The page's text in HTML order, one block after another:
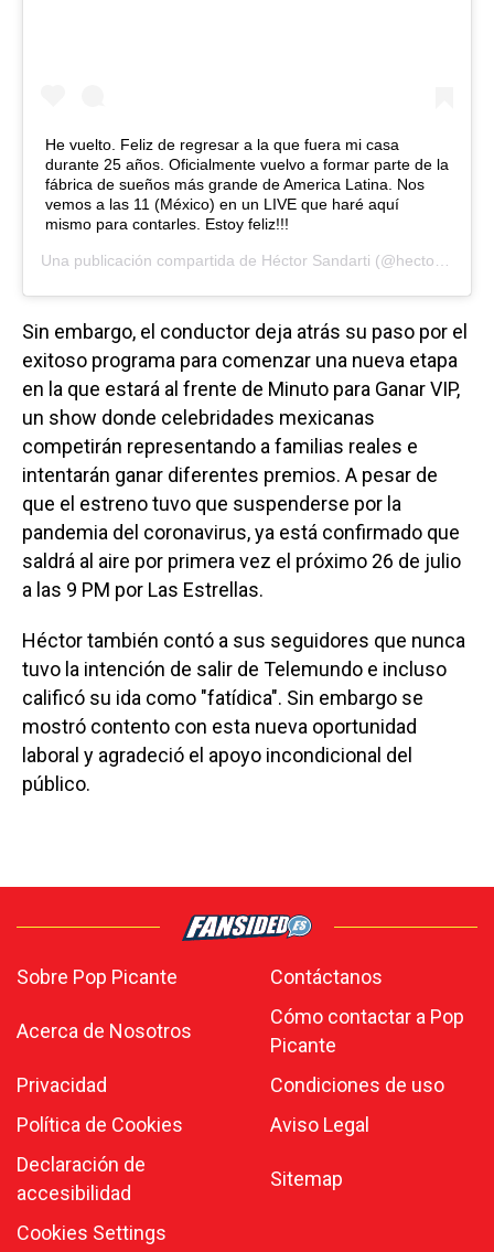
He vuelto. Feliz de regresar a la que fuera mi casa
durante 25 años. Oficialmente vuelvo a formar parte de la
fábrica de sueños más grande de America Latina. Nos
vemos a las 11 (México) en un LIVE que haré aquí
mismo para contarles. Estoy feliz!!!
Una publicación compartida de Héctor Sandarti (@hectorsandarti) el
Sin embargo, el conductor deja atrás su paso por el
exitoso programa para comenzar una nueva etapa
en la que estará al frente de Minuto para Ganar VIP,
un show donde celebridades mexicanas
competirán representando a familias reales e
intentarán ganar diferentes premios. A pesar de
que el estreno tuvo que suspenderse por la
pandemia del coronavirus, ya está confirmado que
saldrá al aire por primera vez el próximo 26 de julio
a las 9 PM por Las Estrellas.
Héctor también contó a sus seguidores que nunca
tuvo la intención de salir de Telemundo e incluso
calificó su ida como "fatídica". Sin embargo se
mostró contento con esta nueva oportunidad
laboral y agradeció el apoyo incondicional del
público.
Sobre Pop Picante Contáctanos
Acerca de Nosotros
Cómo contactar a Pop
Picante
Privacidad
Condiciones de uso
Política de Cookies
Aviso Legal
Declaración de
accesibilidad
Sitemap
Cookies Settings